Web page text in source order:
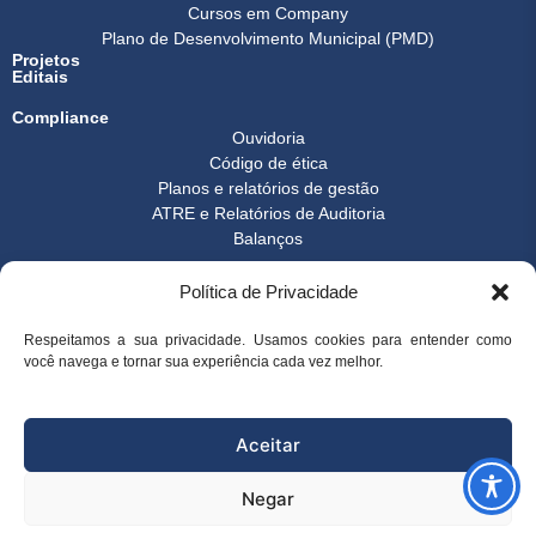
Política de Privacidade
Respeitamos a sua privacidade. Usamos cookies para entender como
você navega e tornar sua experiência cada vez melhor.
Aceitar
Negar
Cursos em Company
Plano de Desenvolvimento Municipal (PMD)
Projetos
Editais
Compliance
Ouvidoria
Código de ética
Planos e relatórios de gestão
ATRE e Relatórios de Auditoria
Balanços
Boletim FEST
Notícias Gerais
© 2026 FEST - Fundação Espírito-santense de Tecnologia | Desenvolvido
Arco Websites & E-commerce
superintendencia@fest.org.br
(27) 3345-7555